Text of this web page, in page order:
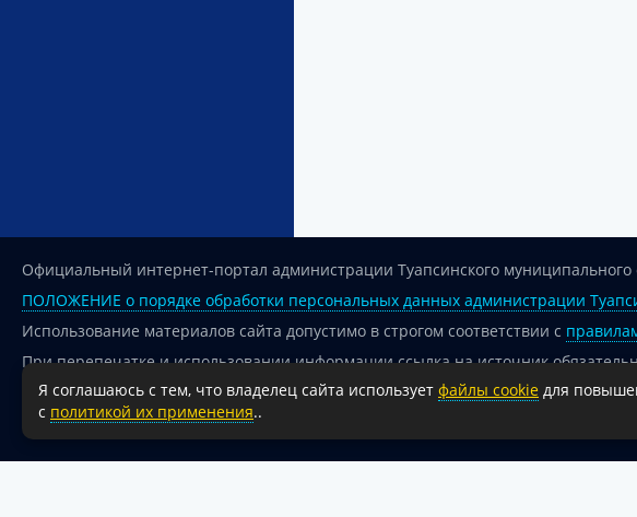
Официальный интернет-портал администрации Туапсинского муниципального
ПОЛОЖЕНИЕ о порядке обработки персональных данных администрации
Использование материалов сайта допустимо в строгом соответствии с
При перепечатке и использовании информации ссылка на источник
Для сайтов и страниц сети Интернет обязательна активная гиперссылка на
18+
Я соглашаюсь с тем, что владелец сайта использует файлы cookie для
с политикой их применения..